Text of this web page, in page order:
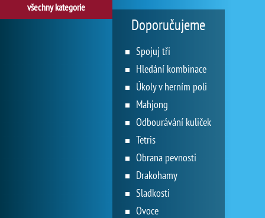
všechny kategorie
Doporučujeme
Spojuj tři
Hledání kombinace
Úkoly v herním poli
Mahjong
Odbourávání kuliček
Tetris
Obrana pevnosti
Drakohamy
Sladkosti
Ovoce